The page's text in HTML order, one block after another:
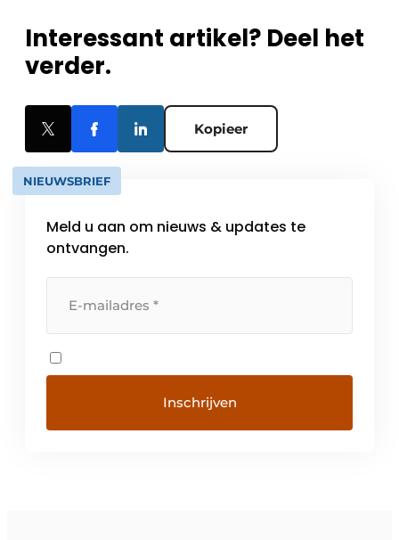
Interessant artikel? Deel het
verder.
Kopieer
NIEUWSBRIEF
Meld u aan om nieuws & updates te
ontvangen.